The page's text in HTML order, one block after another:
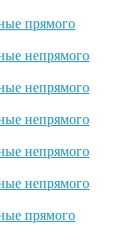
прямого
непрямого
непрямого
непрямого
непрямого
непрямого
прямого